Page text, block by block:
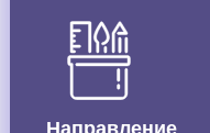
Направление